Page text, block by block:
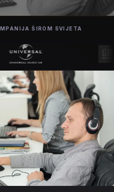
ŠIROM SVIJETA